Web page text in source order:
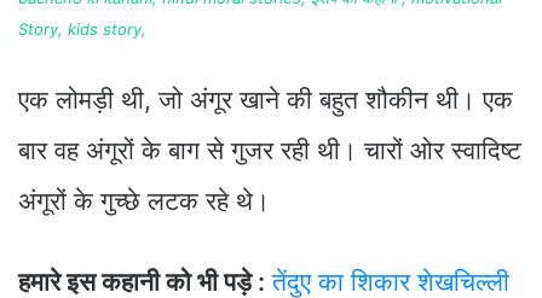
Story, kids story,
एक लोमड़ी थी, जो अंगूर खाने की बहुत शौकीन थी। एक
बार वह अंगूरों के बाग से गुजर रही थी। चारों ओर स्वादिष्ट
अंगूरों के गुच्छे लटक रहे थे।
हमारे इस कहानी को भी पड़े : तेंदुए का शिकार शेखचिल्ली